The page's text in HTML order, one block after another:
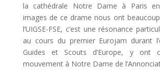
la cathédrale Notre Dame à Paris
images de ce drame nous ont
l’UIGSE-FSE, c’est une résonance
au cours du premier Eurojam durant
Guides et Scouts d’Europe, y ont
mouvement à Notre Dame de